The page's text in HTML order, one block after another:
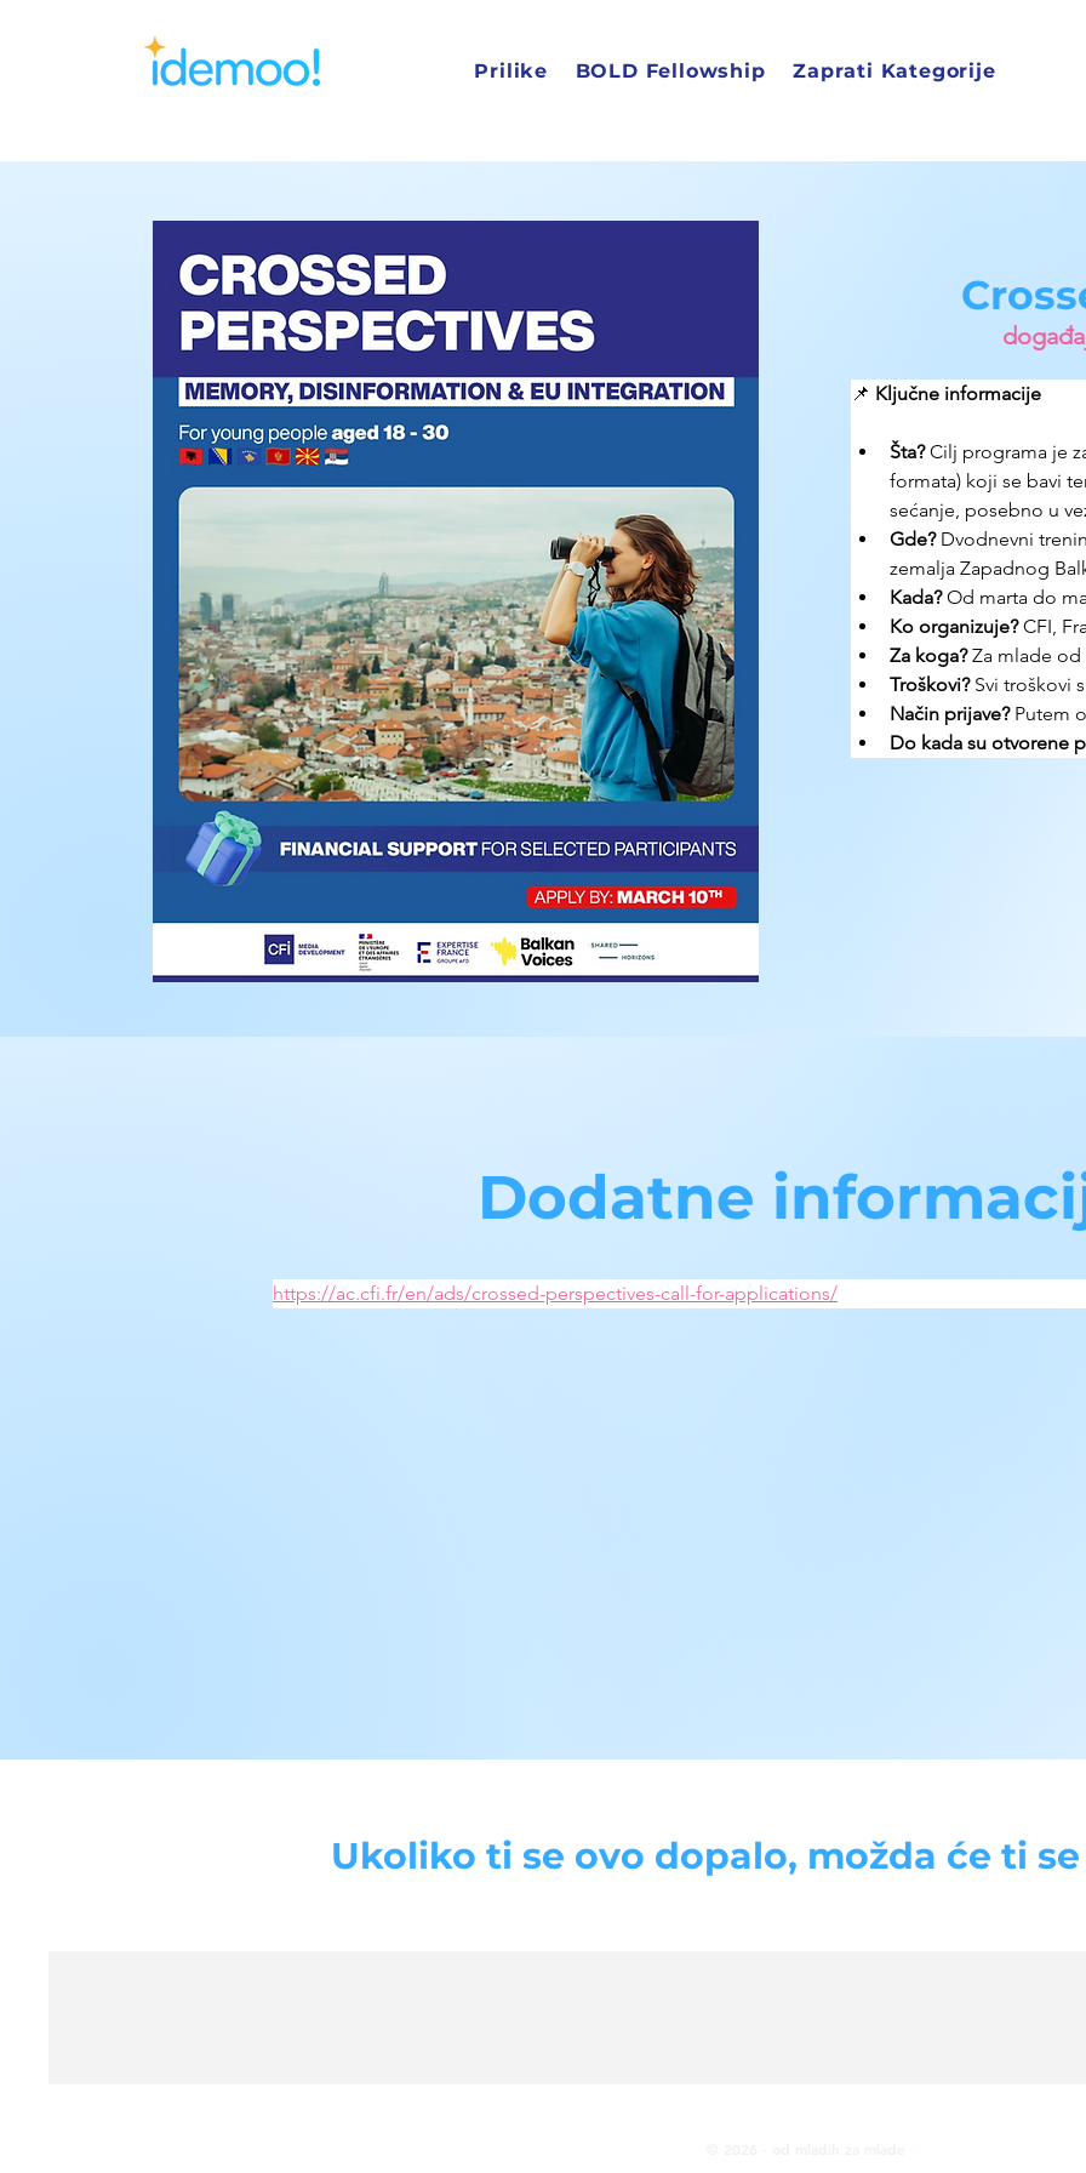
Prilike BOLD Fellowship Zaprati Kategorije
📌 Ključne informacije
Šta? Cilj programa je
formata) koji se bavi
sećanje, posebno u
Gde? Dvodnevni
zemalja Zapadnog
Kada? Od marta do
Ko organizuje? CFI,
Za koga? Za mlade od
Troškovi? Svi troškovi
Način prijave? Putem
Do kada su otvorene
Dodatne
https://ac.cfi.fr/en/ads/crossed-perspectives-call-for-applications/
Ukoliko ti se ovo dopalo, možda će ti